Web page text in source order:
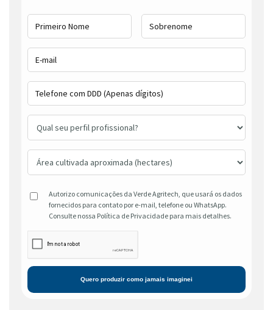
Autorizo comunicações da Verde Agritech, que usará os dados
fornecidos para contato por e-mail, telefone ou WhatsApp.
Consulte nossa Política de Privacidade para mais detalhes.